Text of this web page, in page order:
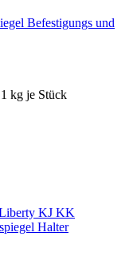
Befestigungs und
kg je Stück